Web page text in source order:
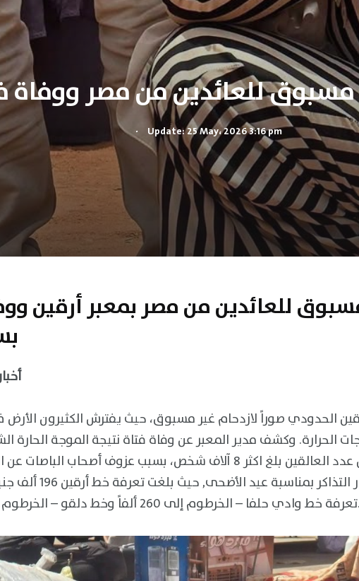
للعائدين من مصر ووفاة
. Update: 25 May، 2026 3:16 pm
للعائدين من مصر بمعبر أرقين
الحدودي صوراً لازدحام غير مسبوق، حيث يفترش الكثيرون
الحرارة. وكشف مدير المعبر عن وفاة فتاة نتيجة الموجة الحارة
مصدر خاص لإستقصائي أن عدد العالقين بلغ اكثر 8 آلاف شخص، بسبب عزوف
أرقين بعد تعديل أسعار
تعرفة خط وادي حلفا – الخرطوم إلى 260 ألفاً وخط دلقو – الخرطوم 240 ألف جنيه.